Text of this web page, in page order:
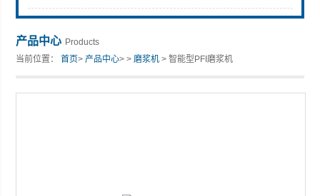
产品中心 Products
当前位置：首页>产品中心> >磨浆机 > 智能型PFI磨浆机